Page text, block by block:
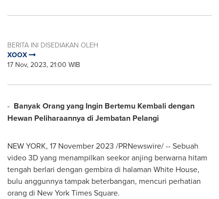
BERITA INI DISEDIAKAN OLEH
XOOX
17 Nov, 2023, 21:00 WIB
- Banyak Orang yang Ingin Bertemu Kembali dengan
Hewan Peliharaannya di Jembatan Pelangi
NEW YORK, 17 November 2023 /PRNewswire/ -- Sebuah
video 3D yang menampilkan seekor anjing berwarna hitam
tengah berlari dengan gembira di halaman White House,
bulu anggunnya tampak beterbangan, mencuri perhatian
orang di New York Times Square.